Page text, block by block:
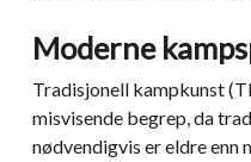
Moderne
Tradisjonell kampkunst
misvisende begrep, da
nødvendigvis er eldre enn